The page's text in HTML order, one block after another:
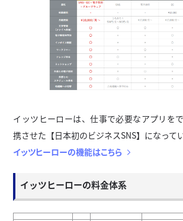
イッツヒーローは、仕事で必要なアプリを
携させた【日本初のビジネスSNS】になってい
イッツヒーローの機能はこちら
イッツヒーローの料金体系